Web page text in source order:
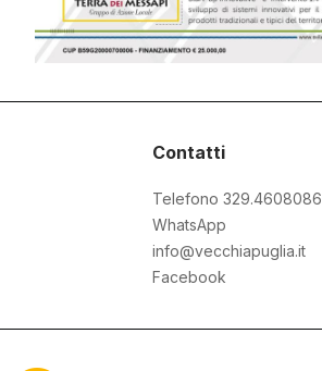
Contatti
Telefono 329.4608086
WhatsApp
info@vecchiapuglia.it
Facebook